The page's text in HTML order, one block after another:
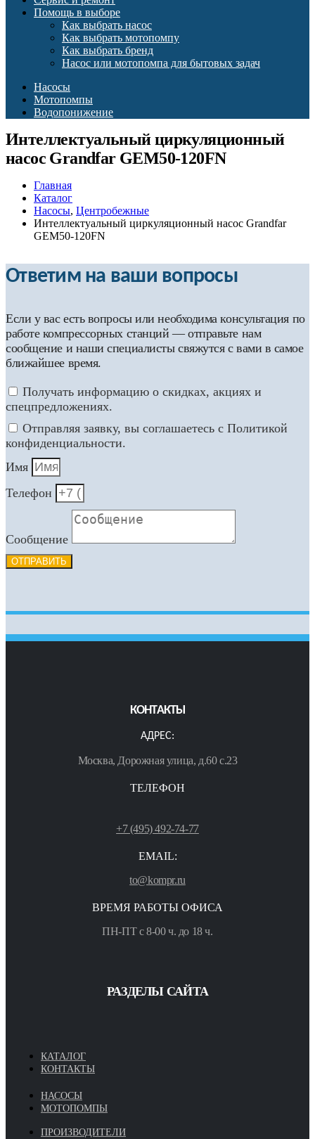
Помощь в выборе
Как выбрать насос
Как выбрать мотопомпу
Как выбрать бренд
Насос или мотопомпа для бытовых задач
Насосы
Мотопомпы
Водопонижение
Интеллектуальный циркуляционный
насос Grandfar GEM50-120FN
Главная
Каталог
Насосы, Центробежные
Интеллектуальный циркуляционный насос Grandfar
GEM50-120FN
Ответим на ваши вопросы
Если у вас есть вопросы или необходима консультация по
работе компрессорных станций — отправьте нам
сообщение и наши специалисты свяжутся с вами в самое
ближайшее время.
Получать информацию о скидках, акциях и
спецпредложениях.
Отправляя заявку, вы соглашаетесь с Политикой
конфиденциальности.
Имя
Телефон
Сообщение
ОТПРАВИТЬ
КОНТАКТЫ
АДРЕС:
Москва, Дорожная улица, д.60 с.23
ТЕЛЕФОН
+7 (495) 492-74-77
EMAIL:
to@kompr.ru
ВРЕМЯ РАБОТЫ ОФИСА
ПН-ПТ с 8-00 ч. до 18 ч.
РАЗДЕЛЫ САЙТА
КАТАЛОГ
КОНТАКТЫ
НАСОСЫ
МОТОПОМПЫ
ПРОИЗВОДИТЕЛИ